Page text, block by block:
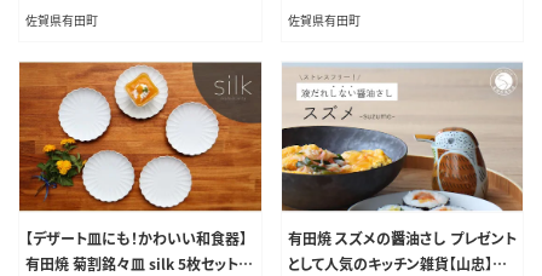
佐賀県有田町
5
佐賀県有田町
【デザート皿にも！かわいい和食器】
有田焼 菊割銘々皿 silk 5枚セット
有田焼 スズメの醤油さし プレゼント
として人気のキッチン雑貨【山忠】器